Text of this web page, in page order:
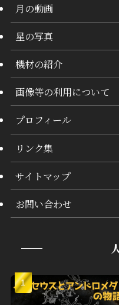
月の動画
星の写真
機材の紹介
画像等の利用について
プロフィール
リンク集
サイトマップ
お問い合わせ